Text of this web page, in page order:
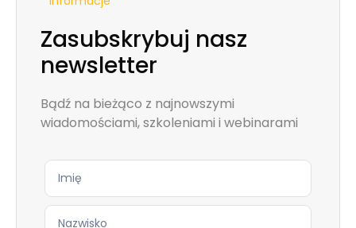
Zasubskrybuj nasz
newsletter
Bądź na bieżąco z najnowszymi
wiadomościami, szkoleniami i webinarami